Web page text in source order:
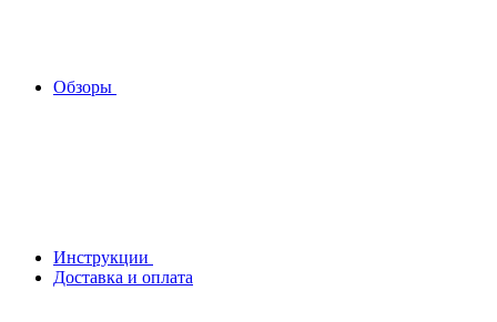
Обзоры
Инструкции
Доставка и оплата